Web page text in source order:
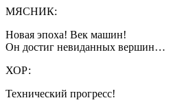
МЯСНИК:
Новая эпоха! Век машин!
Он достиг невиданных вершин…
ХОР:
Технический прогресс!